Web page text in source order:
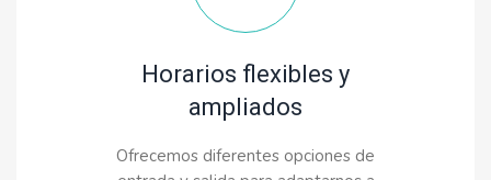
Horarios flexibles y
ampliados
Ofrecemos diferentes opciones de